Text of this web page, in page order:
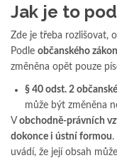
Jak je to
Zde je třeba rozlišovat,
Podle občanského
změněna opět pouze
§ 40 odst. 2
může být změněna
V obchodně-právních
dokonce i ústní formou.
uvádí, že její obsah